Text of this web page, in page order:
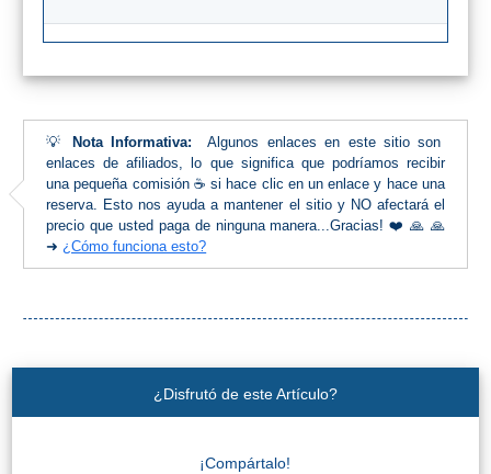
💡 Nota Informativa: Algunos enlaces en este sitio son
enlaces de afiliados, lo que significa que podríamos recibir
una pequeña comisión ☕ si hace clic en un enlace y hace una
reserva. Esto nos ayuda a mantener el sitio y NO afectará el
precio que usted paga de ninguna manera...Gracias! ❤️ 🙏 🙏
➜¿Cómo funciona esto?
¿Disfrutó de este Artículo?
¡Compártalo!